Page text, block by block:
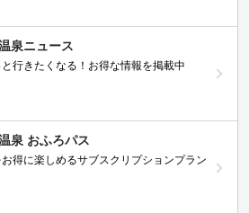
泉ニュース
行きたくなる！お得な情報を掲載中
泉 おふろパス
得に楽しめるサブスクリプションプラン